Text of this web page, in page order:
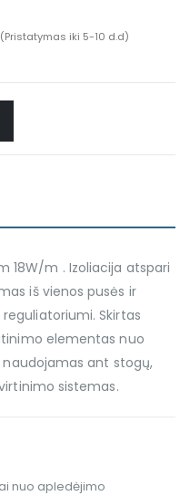
iki 5-10 d.d)
18W/m . Izoliacija atspari
iš vienos pusės ir
Skirtas
elementas nuo
ant stogų,
sistemas.
nuo apledėjimo